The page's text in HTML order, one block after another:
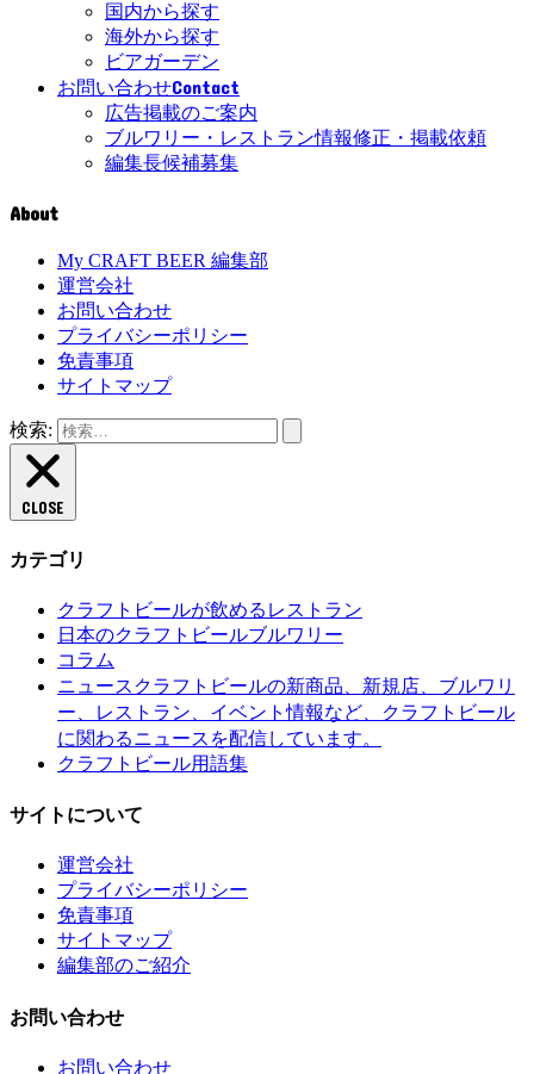
国内から探す
海外から探す
ビアガーデン
お問い合わせContact
広告掲載のご案内
ブルワリー・レストラン情報修正・掲載依頼
編集長候補募集
About
My CRAFT BEER 編集部
運営会社
お問い合わせ
プライバシーポリシー
免責事項
サイトマップ
検索:
CLOSE
カテゴリ
クラフトビールが飲めるレストラン
日本のクラフトビールブルワリー
コラム
ニュース クラフトビールの新商品、新規店、ブルワリ
ー、レストラン、イベント情報など、クラフトビール
に関わるニュースを配信しています。
クラフトビール用語集
サイトについて
運営会社
プライバシーポリシー
免責事項
サイトマップ
編集部のご紹介
お問い合わせ
お問い合わせ